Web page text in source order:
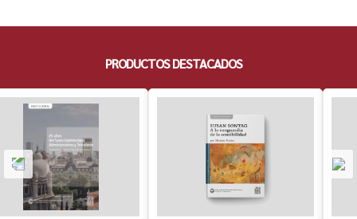
PRODUCTOS DESTACADOS